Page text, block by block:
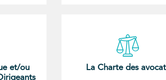
et/ou
La Charte des